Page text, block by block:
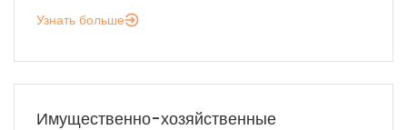
Узнать больше
Имущественно-хозяйственные